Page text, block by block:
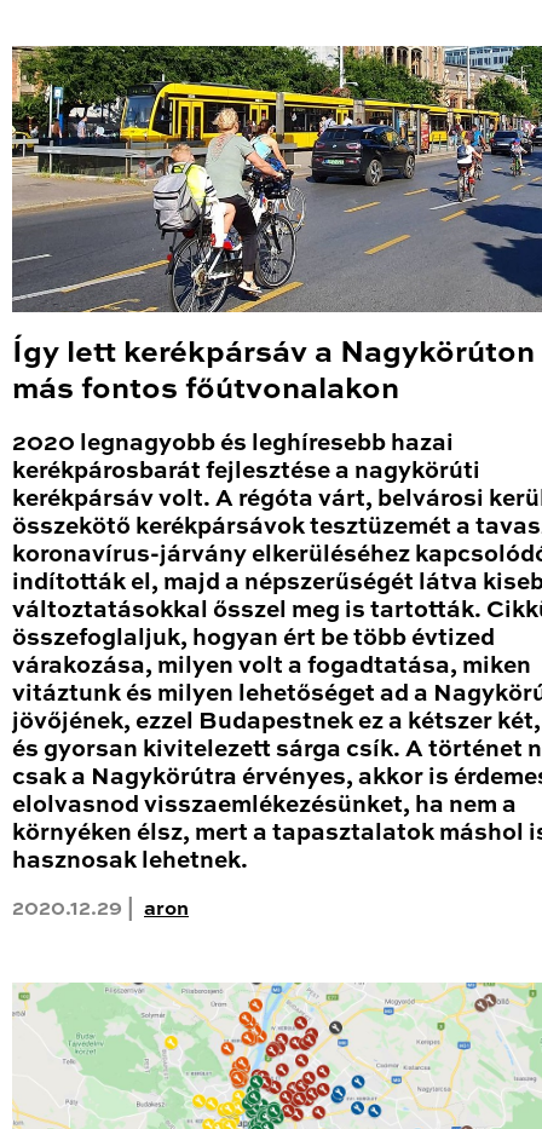
Így lett kerékpársáv a Nagykörúton
más fontos főútvonalakon
2020 legnagyobb és leghíresebb hazai
kerékpárosbarát fejlesztése a nagykörúti
kerékpársáv volt. A régóta várt, belvárosi
összekötő kerékpársávok tesztüzemét a
koronavírus-járvány elkerüléséhez
indították el, majd a népszerűségét látva
változtatásokkal ősszel meg is tartották.
összefoglaljuk, hogyan ért be több évtized
várakozása, milyen volt a fogadtatása, miken
vitáztunk és milyen lehetőséget ad a
jövőjének, ezzel Budapestnek ez a kétszer
és gyorsan kivitelezett sárga csík. A történet
csak a Nagykörútra érvényes, akkor is
elolvasnod visszaemlékezésünket, ha nem a
környéken élsz, mert a tapasztalatok máshol
hasznosak lehetnek.
2020.12.29 | aron